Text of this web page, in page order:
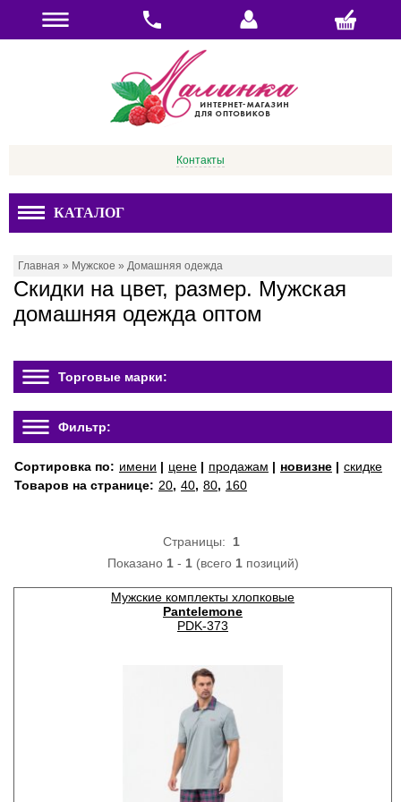
Контакты
КАТАЛОГ
Главная » Мужское » Домашняя одежда
Скидки на цвет, размер. Мужская
домашняя одежда оптом
Торговые марки:
Фильтр:
Сортировка по: имени | цене | продажам | новизне | скидке
Товаров на странице: 20, 40, 80, 160
Страницы: 1
Показано 1- 1(всего 1позиций)
Мужские комплекты хлопковые
Pantelemone
PDK-373